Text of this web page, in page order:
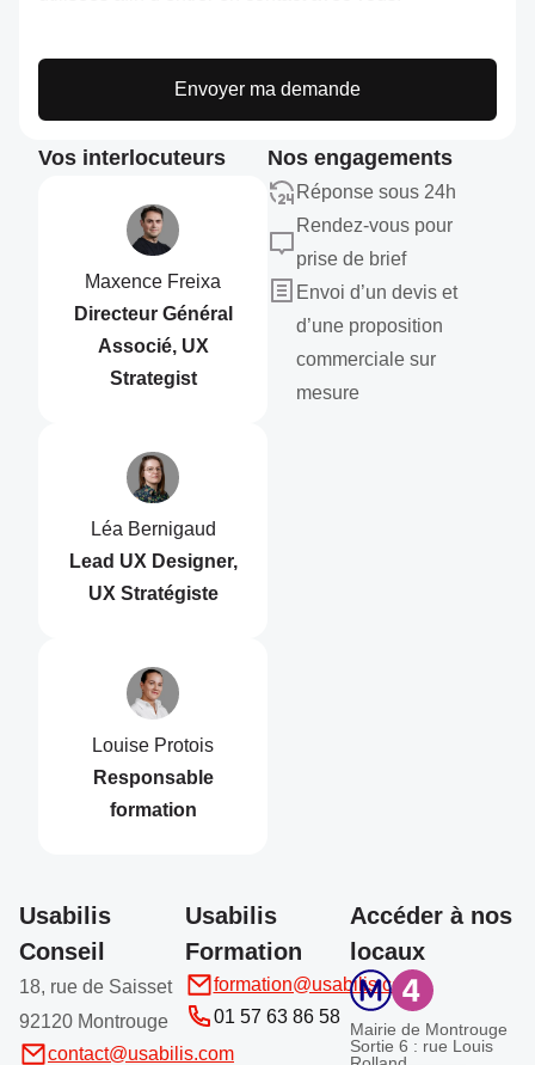
Usabilis
Conseil
18, rue de Saisset
92120 Montrouge
contact@usabilis.com
Usabilis
Formation
formation@usabilis.com
01 57 63 86 58
Accéder à nos
locaux
Mairie de Montrouge
Sortie 6 : rue Louis
Envoyer ma demande
Vos interlocuteurs
Maxence Freixa
Directeur Général
Associé, UX
Strategist
Léa Bernigaud
Lead UX Designer,
UX Stratégiste
Louise Protois
Responsable
formation
Nos engagements
Réponse sous 24h
Rendez-vous pour
prise de brief
Envoi d’un devis et
d’une proposition
commerciale sur
mesure